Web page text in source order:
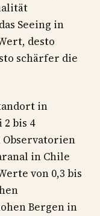
Seeing in
desto
schärfer die
in
bis 4
Observatorien
in Chile
von 0,3 bis
Bergen in